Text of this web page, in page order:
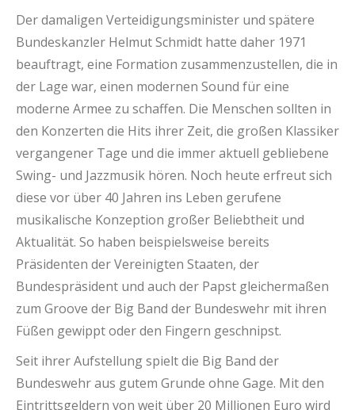
Der damaligen Verteidigungsminister und spätere
Bundeskanzler Helmut Schmidt hatte daher 1971
beauftragt, eine Formation zusammenzustellen, die in
der Lage war, einen modernen Sound für eine
moderne Armee zu schaffen. Die Menschen sollten in
den Konzerten die Hits ihrer Zeit, die großen Klassiker
vergangener Tage und die immer aktuell gebliebene
Swing- und Jazzmusik hören. Noch heute erfreut sich
diese vor über 40 Jahren ins Leben gerufene
musikalische Konzeption großer Beliebtheit und
Aktualität. So haben beispielsweise bereits
Präsidenten der Vereinigten Staaten, der
Bundespräsident und auch der Papst gleichermaßen
zum Groove der Big Band der Bundeswehr mit ihren
Füßen gewippt oder den Fingern geschnipst.
Seit ihrer Aufstellung spielt die Big Band der
Bundeswehr aus gutem Grunde ohne Gage. Mit den
Eintrittsgeldern von weit über 20 Millionen Euro wird